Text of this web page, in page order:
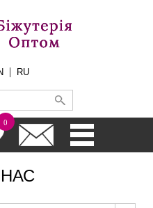
| RU
0